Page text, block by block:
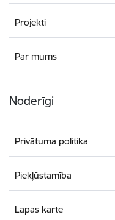
Projekti
Par mums
Noderīgi
Privātuma politika
Piekļūstamība
Lapas karte